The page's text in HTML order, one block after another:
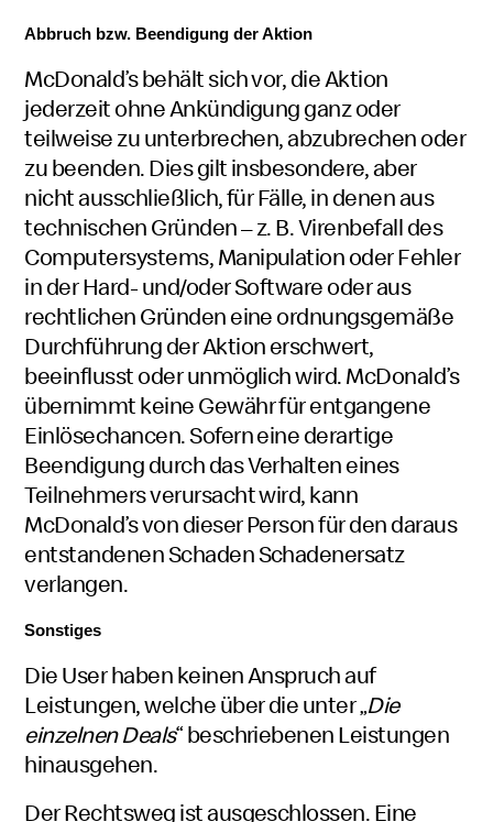
Abbruch bzw. Beendigung der Aktion
McDonald’s behält sich vor, die Aktion
jederzeit ohne Ankündigung ganz oder
teilweise zu unterbrechen, abzubrechen oder
zu beenden. Dies gilt insbesondere, aber
nicht ausschließlich, für Fälle, in denen aus
technischen Gründen – z. B. Virenbefall des
Computersystems, Manipulation oder Fehler
in der Hard- und/oder Software oder aus
rechtlichen Gründen eine ordnungsgemäße
Durchführung der Aktion erschwert,
beeinflusst oder unmöglich wird. McDonald’s
übernimmt keine Gewähr für entgangene
Einlösechancen. Sofern eine derartige
Beendigung durch das Verhalten eines
Teilnehmers verursacht wird, kann
McDonald’s von dieser Person für den daraus
entstandenen Schaden Schadenersatz
verlangen.
Sonstiges
Die User haben keinen Anspruch auf
Leistungen, welche über die unter „Die
einzelnen Deals“ beschriebenen Leistungen
hinausgehen.
Der Rechtsweg ist ausgeschlossen. Eine